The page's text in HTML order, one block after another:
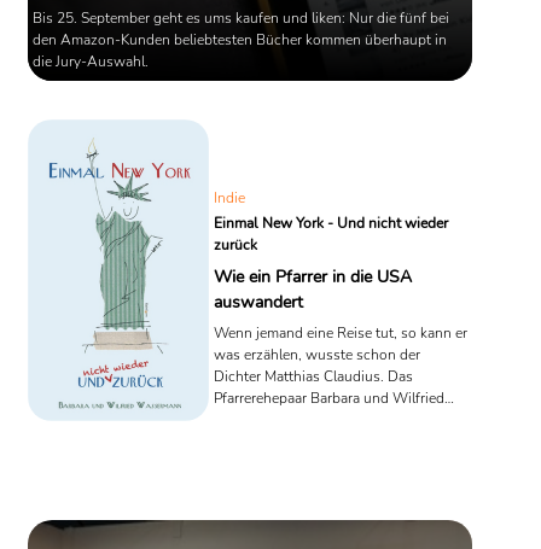
Bis 25. September geht es ums kaufen und liken: Nur die fünf bei
den Amazon-Kunden beliebtesten Bücher kommen überhaupt in
die Jury-Auswahl.
Indie
Einmal New York - Und nicht wieder
zurück
Wie ein Pfarrer in die USA
auswandert
Wenn jemand eine Reise tut, so kann er
was erzählen, wusste schon der
Dichter Matthias Claudius. Das
Pfarrerehepaar Barbara und Wilfried